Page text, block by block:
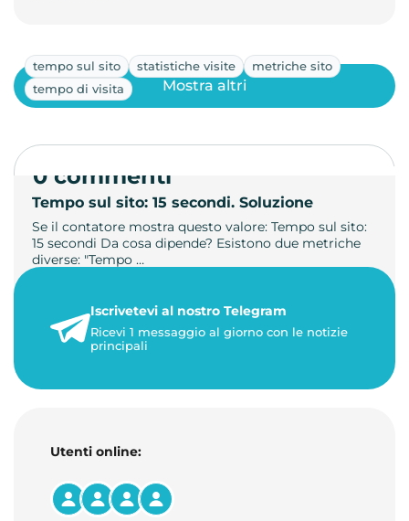
tempo sul sito statistiche visite
metriche sito
tempo di visita
Tempo sul sito: 15 secondi. Soluzione
Se il contatore mostra questo valore: Tempo sul sito:
15 secondi Da cosa dipende? Esistono due metriche
diverse: "Tempo …
3 minuti di lettura
Mostra altri
0 commenti
Iscrivetevi al nostro Telegram
Ricevi 1 messaggio al giorno con le notizie
principali
Utenti online: